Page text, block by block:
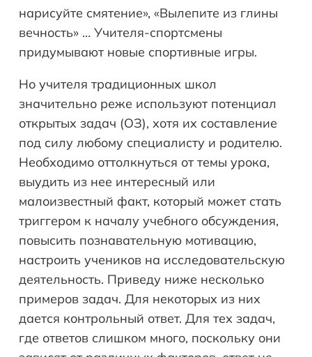
нарисуйте смятение», «Вылепите из глины
вечность» … Учителя-спортсмены
придумывают новые спортивные игры.
Но учителя традиционных школ
значительно реже используют потенциал
открытых задач (ОЗ), хотя их составление
под силу любому специалисту и родителю.
Необходимо оттолкнуться от темы урока,
выудить из нее интересный или
малоизвестный факт, который может стать
триггером к началу учебного обсуждения,
повысить познавательную мотивацию,
настроить учеников на исследовательскую
деятельность. Приведу ниже несколько
примеров задач. Для некоторых из них
дается контрольный ответ. Для тех задач,
где ответов слишком много, поскольку они